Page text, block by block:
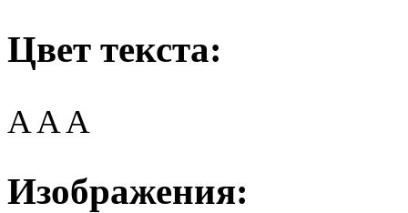
Цвет текста:
AAA
Изображения: